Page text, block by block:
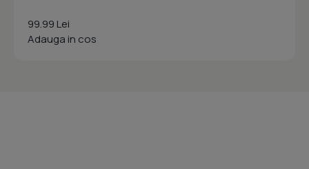
99.99 Lei
Adauga in cos